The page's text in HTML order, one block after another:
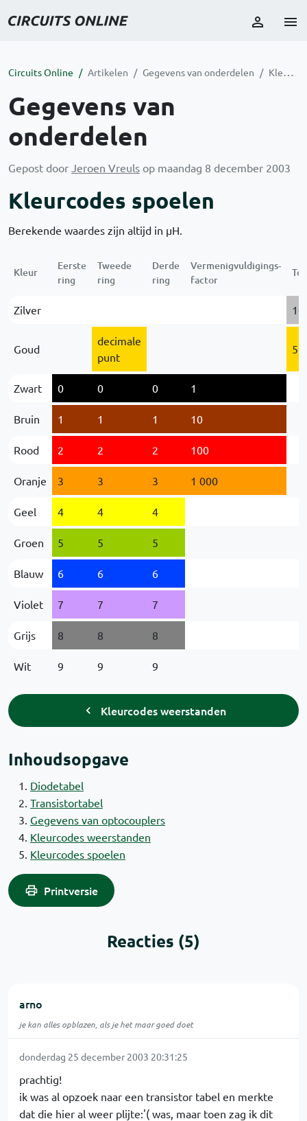
Circuits Online Artikelen Gegevens van onderdelen Kleurcodes spoelen
Gegevens van
onderdelen
Gepost door Jeroen Vreuls op maandag 8 december 2003
Kleurcodes spoelen
Berekende waardes zijn altijd in µH.
Kleur
Eerste
ring
Tweede
ring
Derde
ring
Vermenigvuldigings-
factor
Zilver 10
Goud
decimale
punt
5
Zwart 0 0 0 1
Bruin 1 1 1 10
Rood 2 2 2 100
Oranje 3 3 3 1 000
Geel 4 4 4
Groen 5 5 5
Blauw 6 6 6
Violet 7 7 7
Grijs 8 8 8
Wit 9 9 9
Kleurcodes weerstanden
Inhoudsopgave
Diodetabel
Transistortabel
Gegevens van optocouplers
Kleurcodes weerstanden
Kleurcodes spoelen
Printversie
Reacties (5)
arno
je kan alles opblazen, als je het maar goed doet
donderdag 25 december 2003 20:31:25
prachtig!
ik was al opzoek naar een transistor tabel en merkte
dat die hier al weer plijte:'( was, maar toen zag ik dit